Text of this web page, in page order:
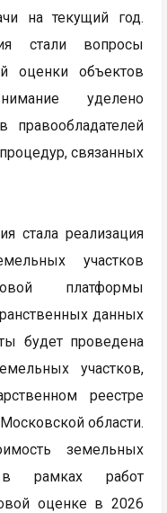
на текущий год.
стали вопросы
оценки объектов
уделено
правообладателей
связанных
стала реализация
участков
платформы
данных
будет проведена
участков,
реестре
области.
земельных
в рамках работ
оценке в 2026